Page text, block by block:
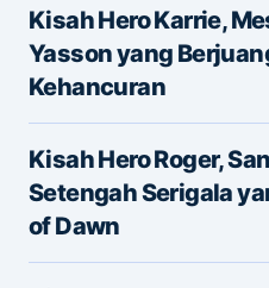
E-mail
Kisah Hero Karrie,
Yasson yang
Kehancuran
Kisah Hero Roger,
Setengah Serigala
of Dawn